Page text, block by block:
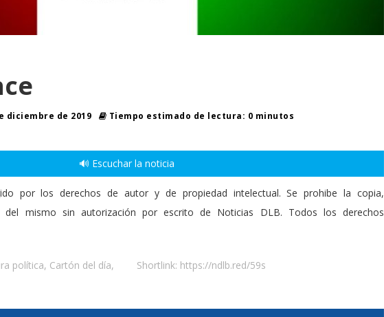
diciembre de 2019
Tiempo estimado de lectura: 0 minutos
🔊 Escuchar la noticia
por los derechos de autor y de propiedad intelectual. Se prohibe la copia,
del mismo sin autorización por escrito de Noticias DLB. Todos los derechos
política, Cartón del día,
Shortlink: https://ndlb.red/59s